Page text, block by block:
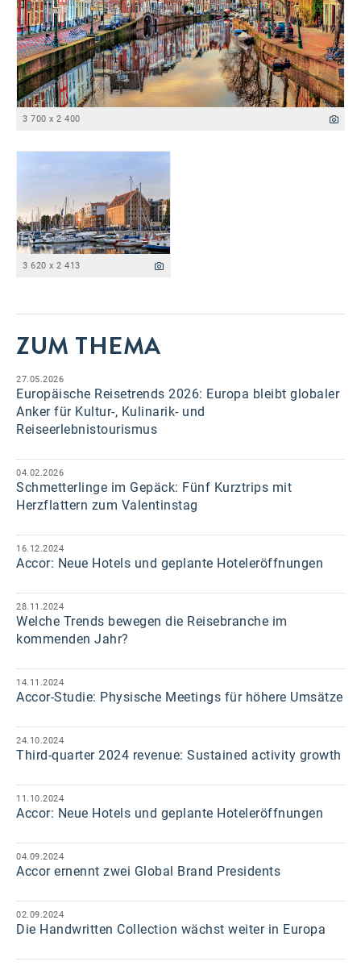
3 700 x 2 400
3 620 x 2 413
ZUM THEMA
27.05.2026
Europäische Reisetrends 2026: Europa bleibt globaler
Anker für Kultur-, Kulinarik- und
Reiseerlebnistourismus
04.02.2026
Schmetterlinge im Gepäck: Fünf Kurztrips mit
Herzflattern zum Valentinstag
16.12.2024
Accor: Neue Hotels und geplante Hoteleröffnungen
28.11.2024
Welche Trends bewegen die Reisebranche im
kommenden Jahr?
14.11.2024
Accor-Studie: Physische Meetings für höhere Umsätze
24.10.2024
Third-quarter 2024 revenue: Sustained activity growth
11.10.2024
Accor: Neue Hotels und geplante Hoteleröffnungen
04.09.2024
Accor ernennt zwei Global Brand Presidents
02.09.2024
Die Handwritten Collection wächst weiter in Europa